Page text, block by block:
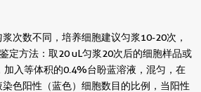
次数不同，培养细胞建议匀浆10-20次，
定方法：取20 uL匀浆20次后的细胞样品或
加入等体积的0.4%台盼蓝溶液，混匀，在
色阳性（蓝色）细胞数目的比例，当阳性